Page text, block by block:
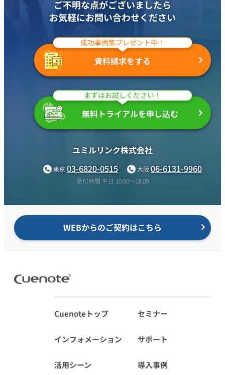
ご不明な点がございましたら
お気軽にお問い合わせください
成功事例集プレゼント中！
資料請求をする
まずはお試しください！
無料トライアルを申し込む
ユミルリンク株式会社
東京03-6820-0515 大阪06-6131-9960
受付時間 平日 10:00〜18:00
WEBからのご契約はこちら
Cuenoteトップ セミナー
インフォメーション サポート
活用シーン 導入事例